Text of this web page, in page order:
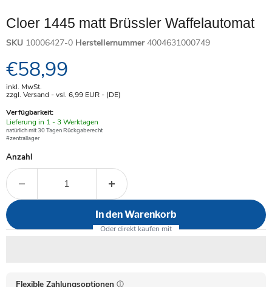
Cloer 1445 matt Brüssler Waffelautomat
SKU 10006427-0 Herstellernummer 4004631000749
Aktueller Preis
€58,99
inkl. MwSt.
zzgl. Versand - vsl. 6,99 EUR- (DE)
Verfügbarkeit:
Verfügbar
-
Lieferung in 1 - 3 Werktagen
natürlich mit 30 Tagen Rückgaberecht
#zentrallager
Anzahl
In den Warenkorb
Flexible Zahlungsoptionen